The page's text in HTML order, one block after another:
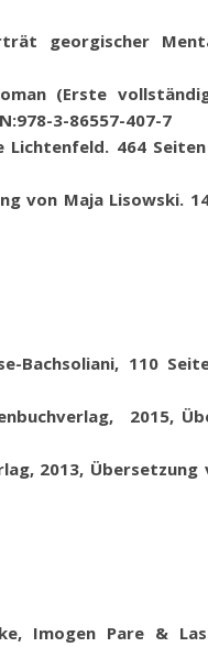
georgischer
(Erste
3-86557-407-7
Lichtenfeld. 464
von Maja Lisowski.
Bachsoliani, 110
2015,
2013,
Imogen Pare &